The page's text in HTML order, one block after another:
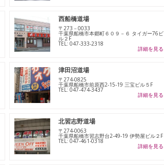
西船橋道場
〒273－0033
千葉県船橋市本郷町６０９－６ タイガー76ビ
ル２F
TEL: 047-333-2318
詳細を見る
津田沼道場
〒274-0825
千葉県船橋市前原西2-15-19 三宝ビル５F
TEL: 047-474-3437
詳細を見る
北習志野道場
〒274-0063
千葉県船橋市習志野台2-49-19 伊勢屋ビル２F
TEL: 047-461-0318
詳細を見る